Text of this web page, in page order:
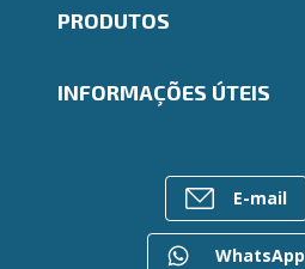
Indique um amigo
Trabalhe Conosco
Ailos Educação
Gerenciar Cookies
PRODUTOS
Consórcios
Para empresas
INFORMAÇÕES ÚTEIS
Postos de Atendimento
Regularização de dívidas
Valores a Receber
E-mail
WhatsApp